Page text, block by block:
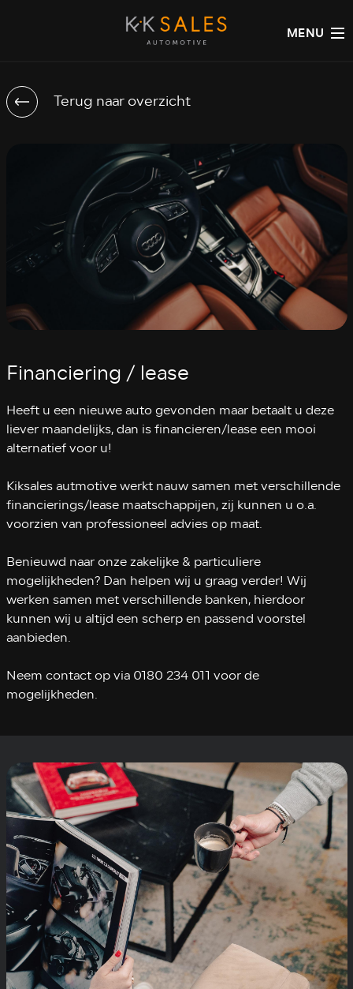
MENU
Terug naar overzicht
Financiering / lease
Heeft u een nieuwe auto gevonden maar betaalt u deze
liever maandelijks, dan is financieren/lease een mooi
alternatief voor u!
Kiksales autmotive werkt nauw samen met verschillende
financierings/lease maatschappijen, zij kunnen u o.a.
voorzien van professioneel advies op maat.
Benieuwd naar onze zakelijke & particuliere
mogelijkheden? Dan helpen wij u graag verder! Wij
werken samen met verschillende banken, hierdoor
kunnen wij u altijd een scherp en passend voorstel
aanbieden.
Neem contact op via 0180 234 011 voor de
mogelijkheden.